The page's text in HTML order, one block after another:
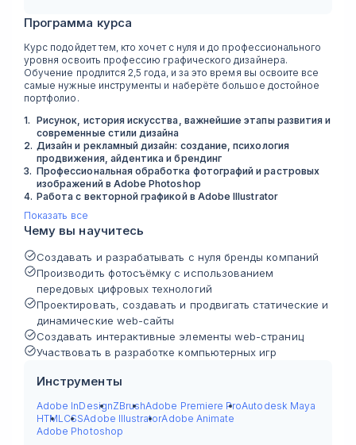
Программа курса
Курс подойдет тем, кто хочет с нуля и до профессионального
уровня освоить профессию графического дизайнера.
Обучение продлится 2,5 года, и за это время вы освоите все
самые нужные инструменты и наберёте большое достойное
портфолио.
1. Рисунок, история искусства, важнейшие этапы развития и
современные стили дизайна
2. Дизайн и рекламный дизайн: создание, психология
продвижения, айдентика и брендинг
3. Профессиональная обработка фотографий и растровых
изображений в Adobe Photoshop
4. Работа с векторной графикой в Adobe Illustrator
Показать все
Чему вы научитесь
Создавать и разрабатывать с нуля бренды компаний
Производить фотосъёмку с использованием
передовых цифровых технологий
Проектировать, создавать и продвигать статические и
динамические web-сайты
Создавать интерактивные элементы web-страниц
Участвовать в разработке компьютерных игр
Инструменты
Adobe InDesignZBrushAdobe Premiere ProAutodesk Maya
HTMLCSSAdobe IllustratorAdobe Animate
Adobe Photoshop